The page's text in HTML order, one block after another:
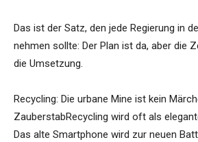
Das ist der Satz, den jede Regierung in
nehmen sollte: Der Plan ist da, aber die
die Umsetzung.
Recycling: Die urbane Mine ist kein
ZauberstabRecycling wird oft als
Das alte Smartphone wird zur neuen